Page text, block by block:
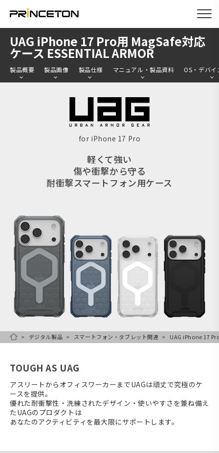
UAG iPhone 17 Pro用 MagSafe対応
ケース ESSENTIAL ARMOR
製品概要 製品画像 製品仕様 マニュアル・製品資料 OS・デバイ
for iPhone 17 Pro
軽くて強い
傷や衝撃から守る
耐衝撃スマートフォン用ケース
HOMEデジタル製品 スマートフォン・タブレット関連 UAG iPhone 17
TOUGH AS UAG
アスリートからオフィスワーカーまでUAGは頑丈で究極のケ
ースを提供。
優れた耐衝撃性・洗練されたデザイン・使いやすさを兼ね備え
たUAGのプロダクトは
あなたのアクティビティを最大限にサポートします。